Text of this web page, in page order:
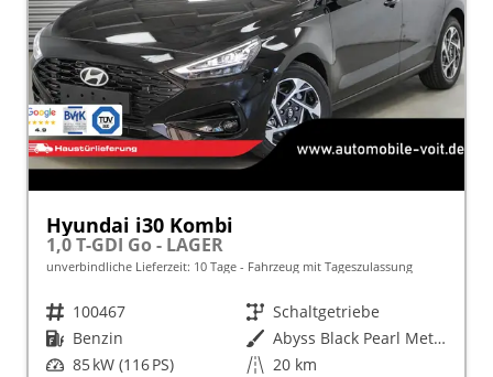
Hyundai i30 Kombi
1,0 T-GDI Go - LAGER
unverbindliche Lieferzeit: 10 Tage Fahrzeug mit Tageszulassung
Fahrzeugnr. 100467 Getriebe Schaltgetriebe
Kraftstoff Benzin Außenfarbe
Abyss Black Pearl Metallic ()
Leistung 85 kW (116 PS) Kilometerstand 20 km